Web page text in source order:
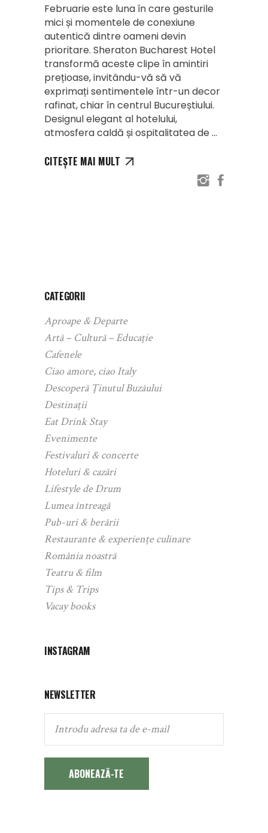
Februarie este luna în care gesturile
mici și momentele de conexiune
autentică dintre oameni devin
prioritare. Sheraton Bucharest Hotel
transformă aceste clipe în amintiri
prețioase, invitându-vă să vă
exprimați sentimentele într-un decor
rafinat, chiar în centrul Bucureștiului.
Designul elegant al hotelului,
atmosfera caldă și ospitalitatea de
CITEȘTE MAI MULT
CATEGORII
Aproape & Departe
Artă – Cultură – Educație
Cafenele
Ciao amore, ciao Italy
Descoperă Ținutul Buzăului
Destinații
Eat Drink Stay
Evenimente
Festivaluri & concerte
Hoteluri & cazări
Lifestyle de Drum
Lumea întreagă
Pub-uri & berării
Restaurante & experiențe culinare
România noastră
Teatru & film
Tips & Trips
Vacay books
INSTAGRAM
NEWSLETTER
ABONEAZĂ-TE